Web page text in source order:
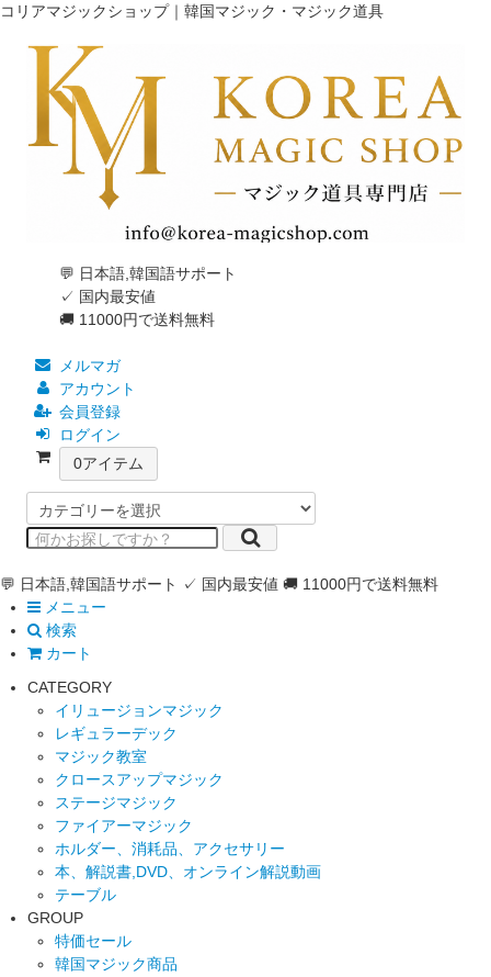
コリアマジックショップ｜韓国マジック・マジック道具
💬 日本語,韓国語サポート
✓ 国内最安値
🚚 11000円で送料無料
メルマガ
アカウント
会員登録
ログイン
0アイテム
💬 日本語,韓国語サポート ✓ 国内最安値 🚚 11000円で送料無料
メニュー
検索
カート
CATEGORY
イリュージョンマジック
レギュラーデック
マジック教室
クロースアップマジック
ステージマジック
ファイアーマジック
ホルダー、消耗品、アクセサリー
本、解説書,DVD、オンライン解説動画
テーブル
GROUP
特価セール
韓国マジック商品